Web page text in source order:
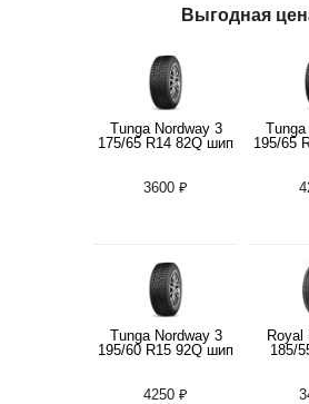
Выгодная
Tunga Nordway 3
175/65 R14 82Q шип
3600 ₽
195/65
Tunga Nordway 3
195/60 R15 92Q шип
4250 ₽
Royal
185/